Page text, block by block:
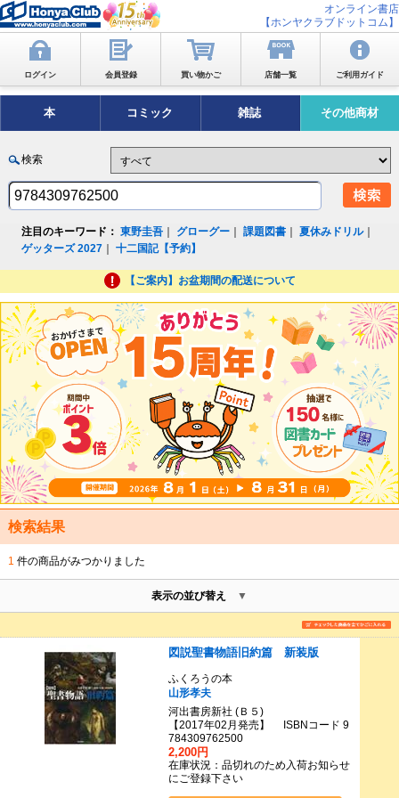
オンライン書店
【ホンヤクラブドットコム】
ログイン 会員登録 買い物かご 店舗一覧 ご利用ガイド
本 コミック 雑誌 その他商材
検索
注目のキーワード： 東野圭吾 グローグー ｜課題図書 ｜夏休みドリル｜
ゲッターズ 2027 ｜十二国記【予約】
【ご案内】お盆期間の配送について
検索結果
1 件の商品がみつかりました
表示の並び替え
図説聖書物語旧約篇 新装版
ふくろうの本
山形孝夫
河出書房新社 (Ｂ５)
【2017年02月発売】 ISBNコード 9
784309762500
2,200円
在庫状況：品切れのため入荷お知らせ
にご登録下さい